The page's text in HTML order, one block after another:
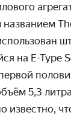
на E-Type
5,3
известно,